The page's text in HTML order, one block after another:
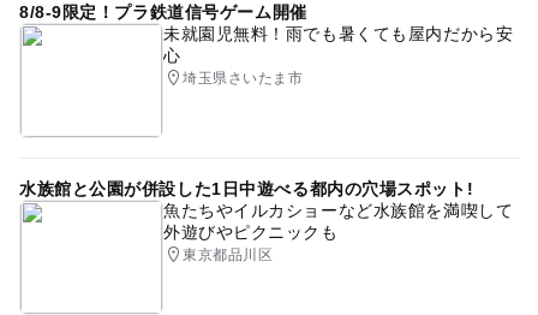
8/8-9限定！プラ鉄道信号ゲーム開催
未就園児無料！雨でも暑くても屋内だから安
心
埼玉県さいたま市
水族館と公園が併設した1日中遊べる都内の穴場スポット!
魚たちやイルカショーなど水族館を満喫して
外遊びやピクニックも
東京都品川区